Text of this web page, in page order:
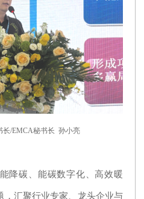
长/EMCA秘书长 孙小亮
降碳、能碳数字化、高效暖
，汇聚行业专家、龙头企业与